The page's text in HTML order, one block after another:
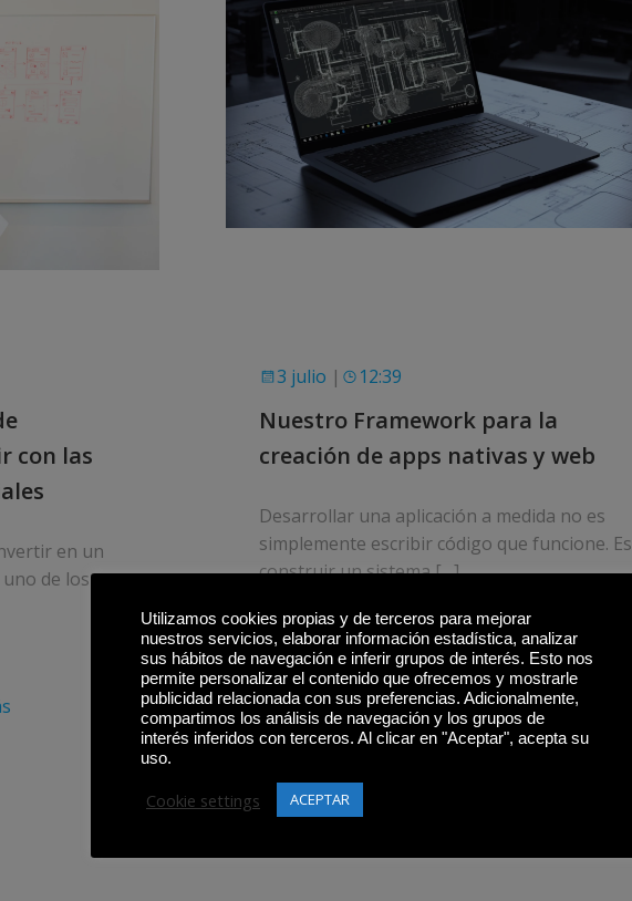
con las
en un
de los
3 julio | 12:39
Nuestro Framework para la
creación de apps nativas y web
Desarrollar una aplicación a medida no es
simplemente escribir código que funcione. Es
construir un sistema […]
Leer más
Utilizamos cookies propias y de terceros para mejorar
nuestros servicios, elaborar información estadística, analizar
sus hábitos de navegación e inferir grupos de interés. Esto nos
permite personalizar el contenido que ofrecemos y mostrarle
publicidad relacionada con sus preferencias. Adicionalmente,
compartimos los análisis de navegación y los grupos de
interés inferidos con terceros. Al clicar en "Aceptar", acepta su
uso.
Cookie settings ACEPTAR